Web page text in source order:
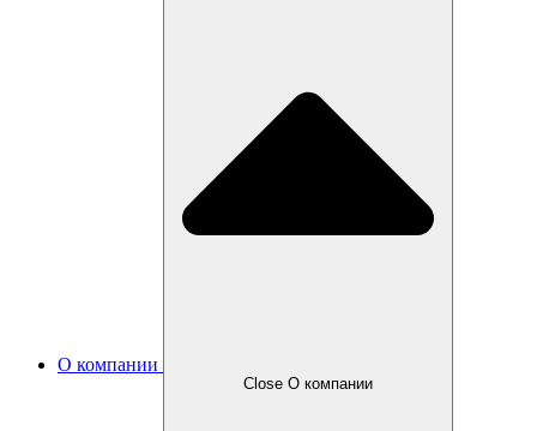
О компании
Close О компании